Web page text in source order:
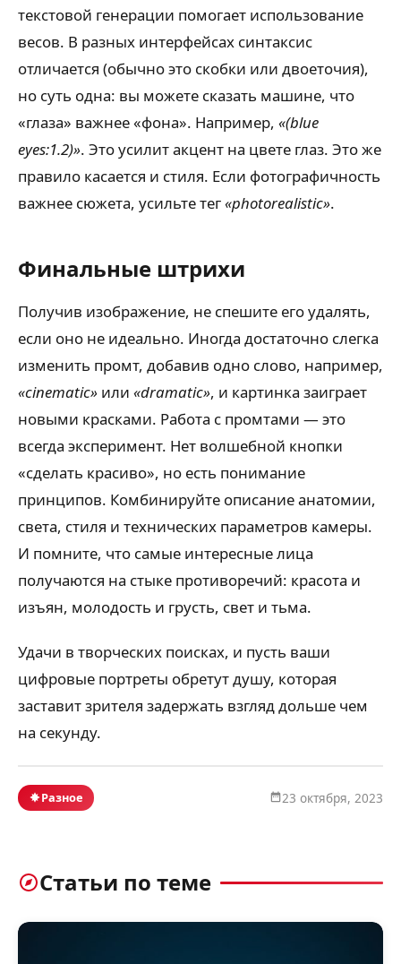
текстовой генерации помогает использование
весов. В разных интерфейсах синтаксис
отличается (обычно это скобки или двоеточия),
но суть одна: вы можете сказать машине, что
«глаза» важнее «фона». Например, «(blue
eyes:1.2)». Это усилит акцент на цвете глаз. Это же
правило касается и стиля. Если фотографичность
важнее сюжета, усильте тег«photorealistic».
Финальные штрихи
Получив изображение, не спешите его удалять,
если оно не идеально. Иногда достаточно слегка
изменить промт, добавив одно слово, например,
«cinematic» или «dramatic», и картинка заиграет
новыми красками. Работа с промтами — это
всегда эксперимент. Нет волшебной кнопки
«сделать красиво», но есть понимание
принципов. Комбинируйте описание анатомии,
света, стиля и технических параметров камеры.
И помните, что самые интересные лица
получаются на стыке противоречий: красота и
изъян, молодость и грусть, свет и тьма.
Удачи в творческих поисках, и пусть ваши
цифровые портреты обретут душу, которая
заставит зрителя задержать взгляд дольше чем
на секунду.
Разное 23 октября, 2023
Статьи по теме